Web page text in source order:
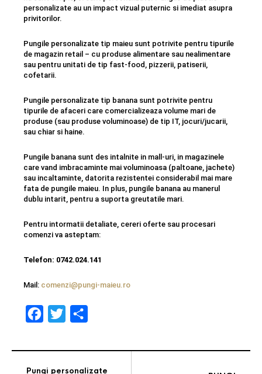
personalizate au un impact vizual puternic si imediat asupra
privitorilor.
Pungile personalizate tip maieu sunt potrivite pentru tipurile
de magazin retail – cu produse alimentare sau nealimentare
sau pentru unitati de tip fast-food, pizzerii, patiserii,
cofetarii.
Pungile personalizate tip banana sunt potrivite pentru
tipurile de afaceri care comercializeaza volume mari de
produse (sau produse voluminoase) de tip IT, jocuri/jucarii,
sau chiar si haine.
Pungile banana sunt des intalnite in mall-uri, in magazinele
care vand imbracaminte mai voluminoasa (paltoane, jachete)
sau incaltaminte, datorita rezistentei considerabil mai mare
fata de pungile maieu. In plus, pungile banana au manerul
dublu intarit, pentru a suporta greutatile mari.
Pentru intormatii detaliate, cereri oferte sau procesari
comenzi va asteptam:
Telefon: 0742.024.141
Mail: comenzi@pungi-maieu.ro
c
e
i
a
r
Pungi personalizate